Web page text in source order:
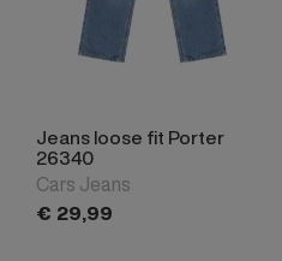
Jeans loose fit Porter
26340
Cars Jeans
€ 29,99